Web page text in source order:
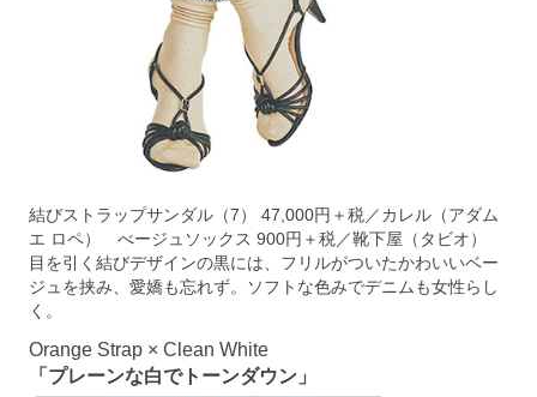
結びストラップサンダル（7） 47,000円＋税／カレル（アダム
エ ロペ） べージュソックス 900円＋税／靴下屋（タビオ）
目を引く結びデザインの黒には、フリルがついたかわいいベー
ジュを挟み、愛嬌も忘れず。ソフトな色みでデニムも女性らし
く。
Orange Strap × Clean White
「プレーンな白でトーンダウン」